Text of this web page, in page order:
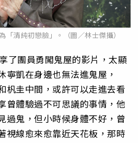
「清純初戀臉」。（圖／林士傑攝）
了團員勇闖鬼屋的影片，太顯
寧凱在身邊也無法進鬼屋，
杋圭中間，或許可以走進去看
曾體驗過不可思議的事情，他
過鬼，但小時候身體不好，曾
視線愈來愈靠近天花板，那時